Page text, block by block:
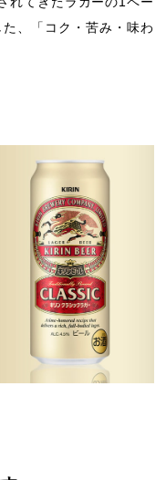
、「コク・苦み・味わ